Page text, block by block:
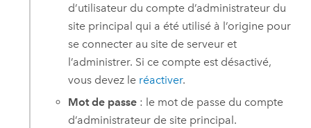
d’utilisateur du compte d’administrateur du
site principal qui a été utilisé à l’origine pour
se connecter au site de serveur et
l’administrer. Si ce compte est désactivé,
vous devez le réactiver.
Mot de passe : le mot de passe du compte
d’administrateur de site principal.